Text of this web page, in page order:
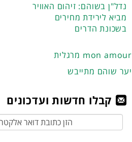
נדל"ן בשוהם: זיהום האוויר
מביא לירידת מחירים
בשכונת הדרים
מרגלית mon amour
יער שוהם מתייבש
קבלו חדשות ועדכונים